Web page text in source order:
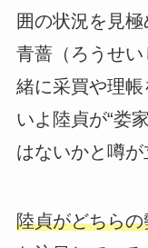
囲の状況を見
青蔷（ろうせ
緒に采買や理
いよ陸貞が“娄
はないかと噂が
陸貞がどちら